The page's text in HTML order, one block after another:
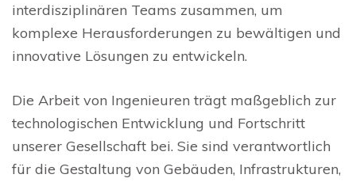
interdisziplinären Teams zusammen, um
komplexe Herausforderungen zu bewältigen und
innovative Lösungen zu entwickeln.
Die Arbeit von Ingenieuren trägt maßgeblich zur
technologischen Entwicklung und Fortschritt
unserer Gesellschaft bei. Sie sind verantwortlich
für die Gestaltung von Gebäuden, Infrastrukturen,